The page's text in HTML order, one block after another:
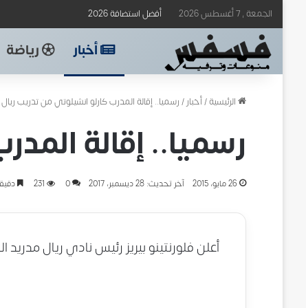
الجمعة , 7 أغسطس 2026 أفضل استضافة 2026
أخبار رياضة
الرئيسية/أخبار/رسميا.. إقالة المدرب كارلو انشيلوتي من تدريب
رسميا.. إقالة
26 مايو، 2015 آخر تحديث: 28 ديسمبر، 2017 0
231
أعلن فلورنتينو بيريز رئيس نادي ريال